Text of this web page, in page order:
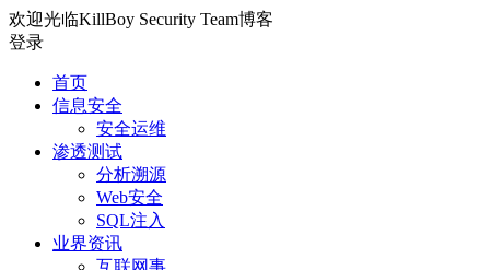
欢迎光临KillBoy Security Team博客
登录
首页
信息安全
安全运维
渗透测试
分析溯源
Web安全
SQL注入
业界资讯
互联网事